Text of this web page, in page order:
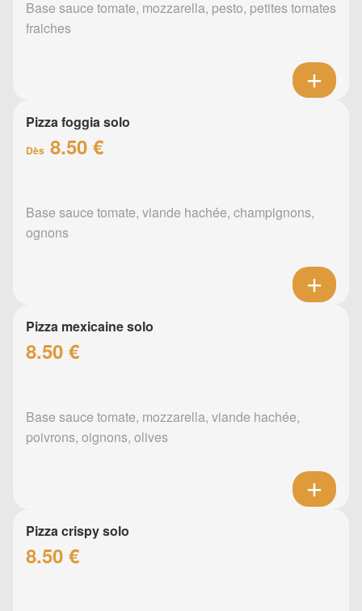
Base sauce tomate, mozzarella, pesto, petites tomates
fraiches
Pizza foggia solo
Dès 8.50 €
Base sauce tomate, viande hachée, champignons,
ognons
Pizza mexicaine solo
8.50 €
Base sauce tomate, mozzarella, viande hachée,
poivrons, oignons, olives
Pizza crispy solo
8.50 €